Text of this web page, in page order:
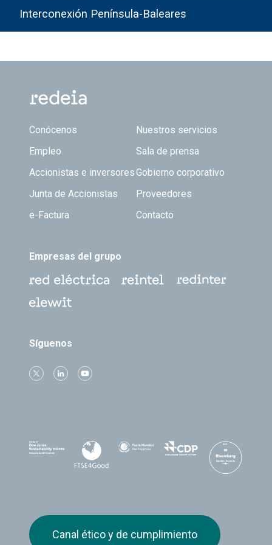
Interconexión Península-Baleares
Footer TOP
Conócenos
Nuestros servicios
Empleo
Sala de prensa
Accionistas e inversoresGobierno corporativo
Junta de Accionistas
Proveedores
e-Factura
Contacto
Empresas del grupo
Síguenos
Canal ético y de cumplimiento